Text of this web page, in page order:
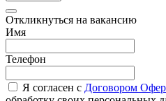
Откликнуться на вакансию
Имя
Телефон
Я согласен с Договором